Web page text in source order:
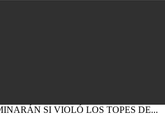
SI VIOLÓ LOS TOPES DE...